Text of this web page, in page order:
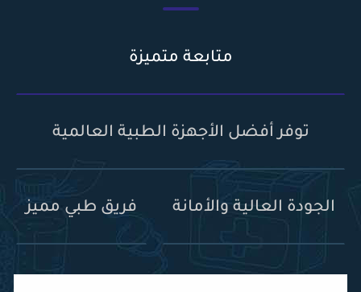
متابعة متميزة
توفر أفضل الأجهزة الطبية العالمية
الجودة العالية والأمانة فريق طبي مميز